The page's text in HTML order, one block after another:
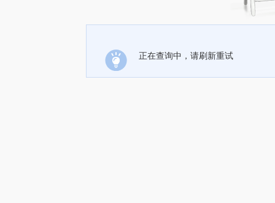
正在查询中，请刷新重试